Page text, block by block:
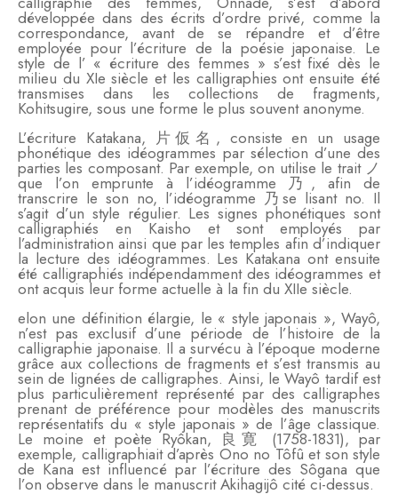
développée dans des écrits d’ordre privé, comme la
correspondance, avant de se répandre et d’être
employée pour l’écriture de la poésie japonaise. Le
style de l’ « écriture des femmes » s’est fixé dès le
milieu du XIe siècle et les calligraphies ont ensuite été
transmises dans les collections de fragments,
Kohitsugire, sous une forme le plus souvent anonyme.
L’écriture Katakana, 片仮名, consiste en un usage
phonétique des idéogrammes par sélection d’une des
parties les composant. Par exemple, on utilise le trait ノ
que l’on emprunte à l’idéogramme 乃, afin de
transcrire le son no, l’idéogramme 乃se lisant no. Il
s’agit d’un style régulier. Les signes phonétiques sont
calligraphiés en Kaisho et sont employés par
l’administration ainsi que par les temples afin d’indiquer
la lecture des idéogrammes. Les Katakana ont ensuite
été calligraphiés indépendamment des idéogrammes et
ont acquis leur forme actuelle à la fin du XIIe siècle.
elon une définition élargie, le « style japonais », Wayô,
n’est pas exclusif d’une période de l’histoire de la
calligraphie japonaise. Il a survécu à l’époque moderne
grâce aux collections de fragments et s’est transmis au
sein de lignées de calligraphes. Ainsi, le Wayô tardif est
plus particulièrement représenté par des calligraphes
prenant de préférence pour modèles des manuscrits
représentatifs du « style japonais » de l’âge classique.
Le moine et poète Ryôkan, 良寛 (1758-1831), par
exemple, calligraphiait d’après Ono no Tôfû et son style
de Kana est influencé par l’écriture des Sôgana que
l’on observe dans le manuscrit Akihagijô cité ci-dessus.